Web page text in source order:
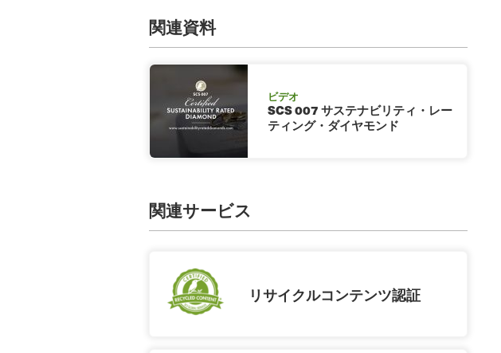
関連資料
ビデオ
SCS 007 サステナビリティ・レー
ティング・ダイヤモンド
関連サービス
リサイクルコンテンツ認証